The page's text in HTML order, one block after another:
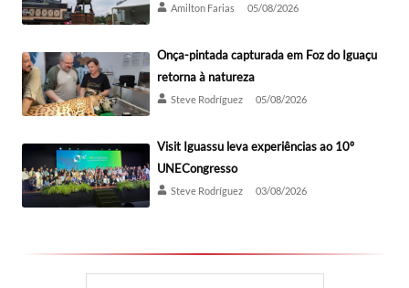
Amilton Farias 05/08/2026
Onça-pintada capturada em Foz do Iguaçu
retorna à natureza
Steve Rodríguez 05/08/2026
Visit Iguassu leva experiências ao 10º
UNECongresso
Steve Rodríguez 03/08/2026